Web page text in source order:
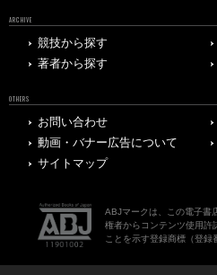
ARCHIVE
競技から探す
著者から探す
OTHERS
お問い合わせ
動画・バナー広告について
サイトマップ
ABJマークは、この電子書
権者からコンテンツ使用許
ことを示す登録商標（登録